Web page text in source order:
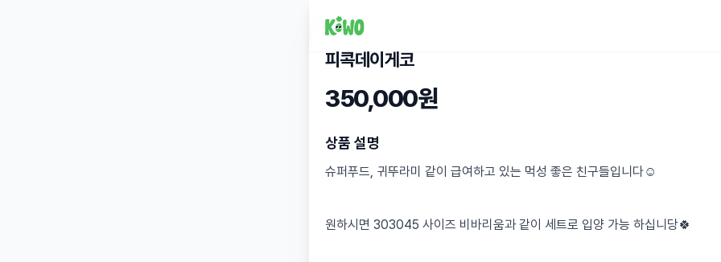
피콕데이게코
350,000원
상품 설명
슈퍼푸드, 귀뚜라미 같이 급여하고 있는 먹성 좋은 친구들입니다☺️
원하시면 303045 사이즈 비바리움과 같이 세트로 입양 가능 하십니당🍀